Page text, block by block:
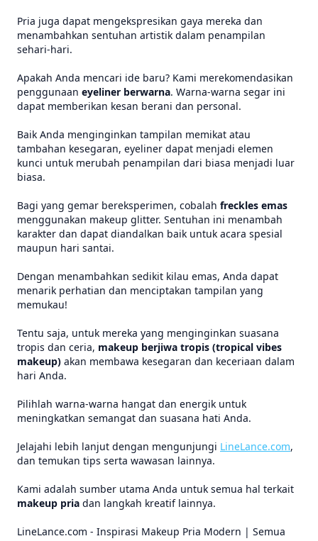
Pria juga dapat mengekspresikan gaya mereka dan
menambahkan sentuhan artistik dalam penampilan
sehari-hari.
Apakah Anda mencari ide baru? Kami merekomendasikan
penggunaan eyeliner berwarna. Warna-warna segar ini
dapat memberikan kesan berani dan personal.
Baik Anda menginginkan tampilan memikat atau
tambahan kesegaran, eyeliner dapat menjadi elemen
kunci untuk merubah penampilan dari biasa menjadi luar
biasa.
Bagi yang gemar bereksperimen, cobalah freckles emas
menggunakan makeup glitter. Sentuhan ini menambah
karakter dan dapat diandalkan baik untuk acara spesial
maupun hari santai.
Dengan menambahkan sedikit kilau emas, Anda dapat
menarik perhatian dan menciptakan tampilan yang
memukau!
Tentu saja, untuk mereka yang menginginkan suasana
tropis dan ceria, makeup berjiwa tropis (tropical vibes
makeup) akan membawa kesegaran dan keceriaan dalam
hari Anda.
Pilihlah warna-warna hangat dan energik untuk
meningkatkan semangat dan suasana hati Anda.
Jelajahi lebih lanjut dengan mengunjungi LineLance.com,
dan temukan tips serta wawasan lainnya.
Kami adalah sumber utama Anda untuk semua hal terkait
makeup pria dan langkah kreatif lainnya.
LineLance.com - Inspirasi Makeup Pria Modern | Semua